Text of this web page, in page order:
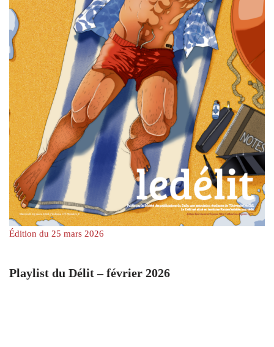
Édition du 25 mars 2026
Playlist du Délit – février 2026